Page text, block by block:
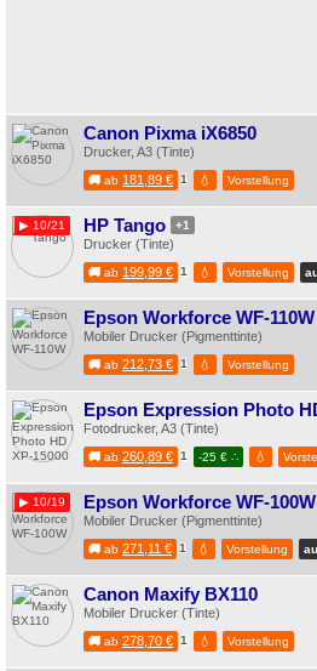
Canon Pixma iX6850
Drucker, A3 (Tinte)
🚚 ab 181,89 € 1 💧 Vorstellung
▶ 10/21 HP Tango +1
Drucker (Tinte)
🚚 ab 199,99 € 1 💧 Vorstellung
Epson Workforce WF-110W
Mobiler Drucker (Pigmenttinte)
🚚 ab 212,73 € 1 💧 Vorstellung
Epson Expression Photo
Fotodrucker, A3 (Tinte)
🚚 ab 260,89 € 1 -25 € ∴ 💧
▶ 10/19 Epson Workforce WF-100W
Mobiler Drucker (Pigmenttinte)
🚚 ab 271,11 € 1 💧 Vorstellung
Canon Maxify BX110
Mobiler Drucker (Tinte)
🚚 ab 278,70 € 1 💧 Vorstellung